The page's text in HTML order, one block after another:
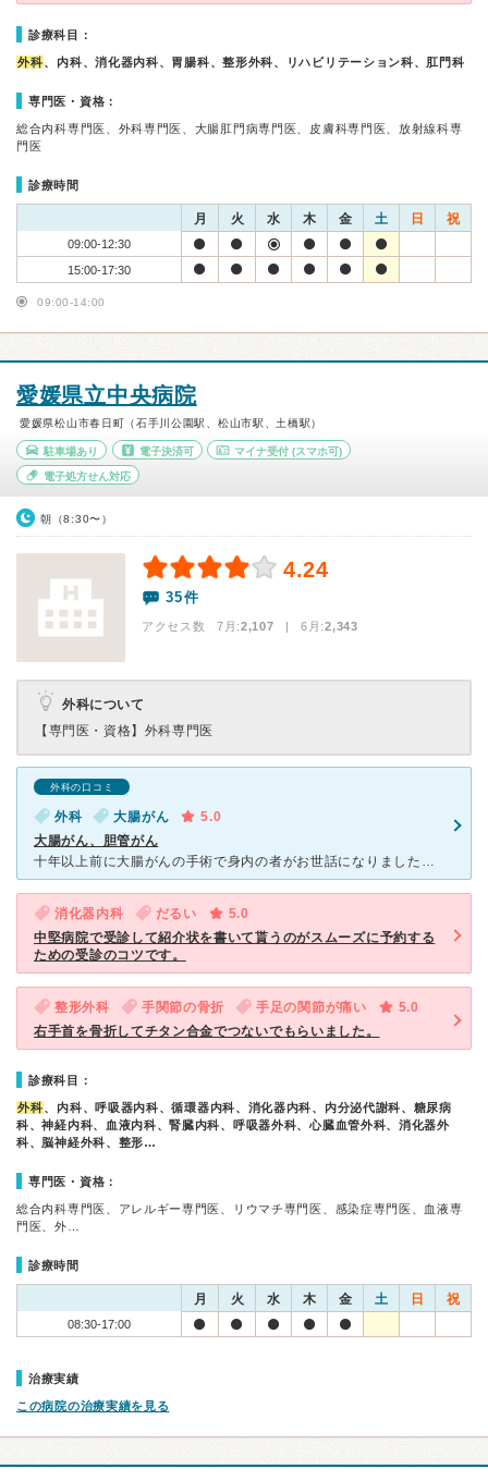
診療科目：
外科、内科、消化器内科、胃腸科、整形外科、リハビリテーション科、肛門科
専門医・資格：
総合内科専門医、外科専門医、大腸肛門病専門医、皮膚科専門医、放射線科専
門医
診療時間
月 火 水 木 金 土 日 祝
09:00-12:30
15:00-17:30
09:00-14:00
愛媛県立中央病院
愛媛県松山市春日町（石手川公園駅、松山市駅、土橋駅）
駐車場あり 電子決済可 マイナ受付 (スマホ可)
電子処方せん対応
朝（8:30〜）
4.24
35件
アクセス数 7月:2,107 | 6月:2,343
外科について
【専門医・資格】 外科専門医
外科の口コミ
外科 大腸がん
5.0
大腸がん、胆管がん
十年以上前に大腸がんの手術で身内の者がお世話になりました。一ヶ月の手術・入院で完治しております。 さらに2013年に胆管がん・膵臓転移で手術をして頂きました。9時間ほどの大手術で本当にお世話にな
消化器内科 だるい
5.0
中堅病院で受診して紹介状を書いて貰うのがスムーズに予約する
ための受診のコツです。
整形外科 手関節の骨折 手足の関節が痛い
5.0
右手首を骨折してチタン合金でつないでもらいました。
診療科目：
外科、内科、呼吸器内科、循環器内科、消化器内科、内分泌代謝科、糖尿病
科、神経内科、血液内科、腎臓内科、呼吸器外科、心臓血管外科、消化器外
科、脳神経外科、整形…
専門医・資格：
総合内科専門医、アレルギー専門医、リウマチ専門医、感染症専門医、血液専
門医、外…
診療時間
月 火 水 木 金 土 日 祝
08:30-17:00
治療実績
この病院の治療実績を見る